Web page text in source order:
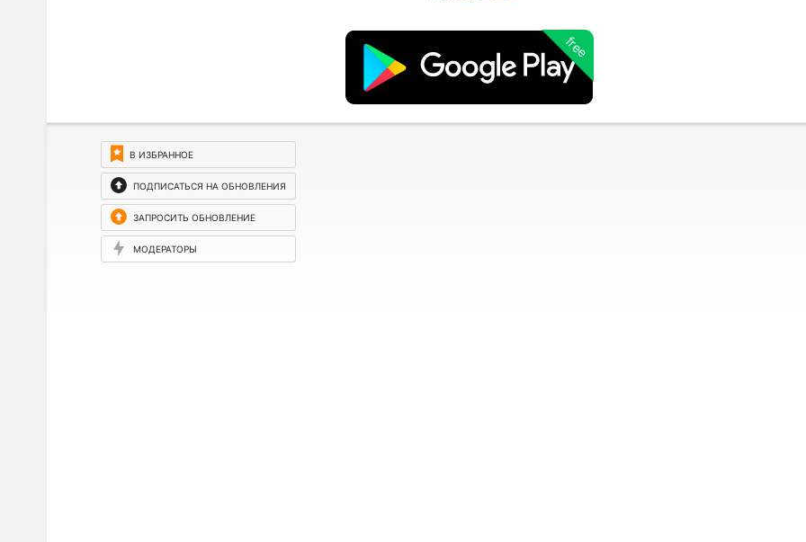
free
В ИЗБРАННОЕ
ПОДПИСАТЬСЯ НА ОБНОВЛЕНИЯ
ЗАПРОСИТЬ ОБНОВЛЕНИЕ
МОДЕРАТОРЫ